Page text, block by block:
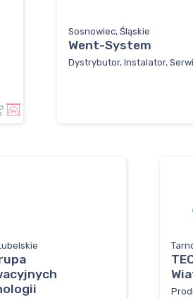
Sosnowiec, Śląskie
Went-System
Dystrybutor, Instalator,